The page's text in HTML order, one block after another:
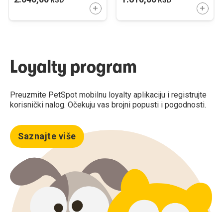
DODAJTE U KORPU
Loyalty program
Preuzmite PetSpot mobilnu loyalty aplikaciju i registrujte
korisnički nalog. Očekuju vas brojni popusti i pogodnosti.
Saznajte više